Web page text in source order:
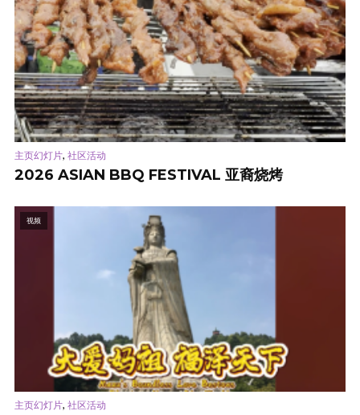
主页幻灯片, 社区活动
2026 ASIAN BBQ FESTIVAL 亚裔烧烤
视频
主页幻灯片, 社区活动